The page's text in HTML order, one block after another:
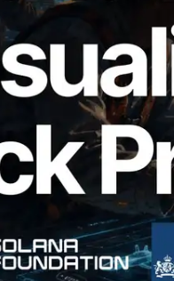
Solana Block
o tempo de
e o validador